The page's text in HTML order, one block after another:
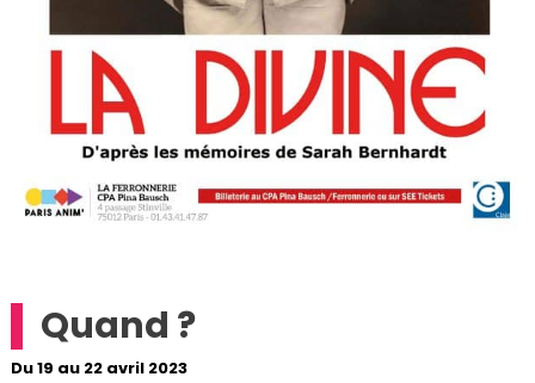
Quand ?
Du 19 au 22 avril 2023